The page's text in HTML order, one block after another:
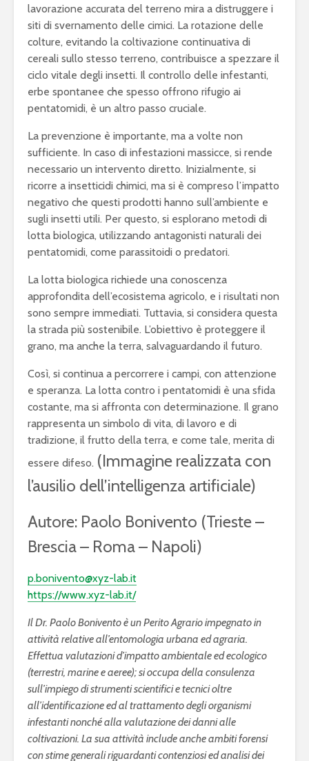
lavorazione accurata del terreno mira a distruggere i
siti di svernamento delle cimici. La rotazione delle
colture, evitando la coltivazione continuativa di
cereali sullo stesso terreno, contribuisce a spezzare il
ciclo vitale degli insetti. Il controllo delle infestanti,
erbe spontanee che spesso offrono rifugio ai
pentatomidi, è un altro passo cruciale.
La prevenzione è importante, ma a volte non
sufficiente. In caso di infestazioni massicce, si rende
necessario un intervento diretto. Inizialmente, si
ricorre a insetticidi chimici, ma si è compreso l’impatto
negativo che questi prodotti hanno sull’ambiente e
sugli insetti utili. Per questo, si esplorano metodi di
lotta biologica, utilizzando antagonisti naturali dei
pentatomidi, come parassitoidi o predatori.
La lotta biologica richiede una conoscenza
approfondita dell’ecosistema agricolo, e i risultati non
sono sempre immediati. Tuttavia, si considera questa
la strada più sostenibile. L’obiettivo è proteggere il
grano, ma anche la terra, salvaguardando il futuro.
Così, si continua a percorrere i campi, con attenzione
e speranza. La lotta contro i pentatomidi è una sfida
costante, ma si affronta con determinazione. Il grano
rappresenta un simbolo di vita, di lavoro e di
tradizione, il frutto della terra, e come tale, merita di
essere difeso. (Immagine realizzata con
l’ausilio dell’intelligenza artificiale)
Autore: Paolo Bonivento (Trieste –
Brescia – Roma – Napoli)
p.bonivento@xyz-lab.it
https://www.xyz-lab.it/
Il Dr. Paolo Bonivento è un Perito Agrario impegnato in
attività relative all’entomologia urbana ed agraria.
Effettua valutazioni d’impatto ambientale ed ecologico
(terrestri, marine e aeree); si occupa della consulenza
sull’impiego di strumenti scientifici e tecnici oltre
all’identificazione ed al trattamento degli organismi
infestanti nonché alla valutazione dei danni alle
coltivazioni. La sua attività include anche ambiti forensi
con stime generali riguardanti contenziosi ed analisi dei